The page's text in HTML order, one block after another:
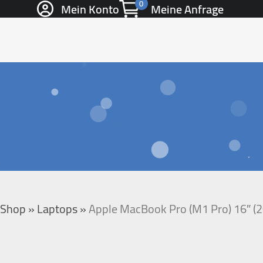
Mein Konto 0 Meine Anfrage
Shop»Laptops»Apple MacBook Pro (M1 Pro) 16″